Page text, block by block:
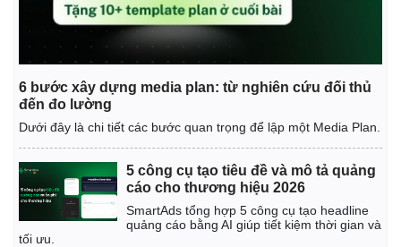
6 bước xây dựng media plan: từ nghiên cứu đối thủ
đến đo lường
Dưới đây là chi tiết các bước quan trọng để lập một Media Plan.
5 công cụ tạo tiêu đề và mô tả quảng
cáo cho thương hiệu 2026
SmartAds tổng hợp 5 công cụ tạo headline
quảng cáo bằng AI giúp tiết kiệm thời gian và
tối ưu.